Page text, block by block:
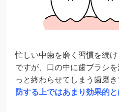
忙しい中歯を磨く習慣を続
ですが、口の中に歯ブラシ
っと終わらせてしまう歯磨き
防する上ではあまり効果的